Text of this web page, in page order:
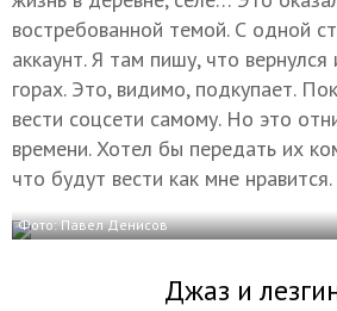
востребованной темой. С одной
аккаунт. Я там пишу, что
горах. Это, видимо, подкупает.
вести соцсети самому. Но это
времени. Хотел бы передать их
что будут вести как мне нравится.
Фото: Павел Денисов
Джаз и